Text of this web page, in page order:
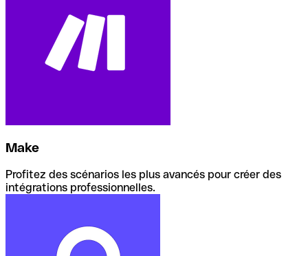
Make
Profitez des scénarios les plus avancés pour créer des
intégrations professionnelles.